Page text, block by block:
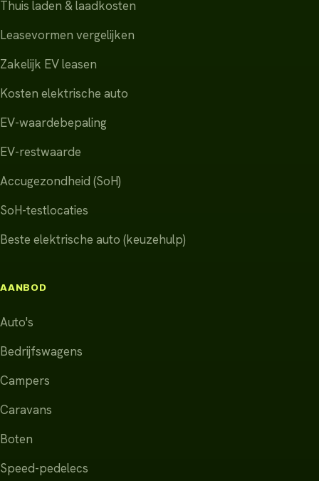
Thuis laden & laadkosten
Leasevormen vergelijken
Zakelijk EV leasen
Kosten elektrische auto
EV-waardebepaling
EV-restwaarde
Accugezondheid (SoH)
SoH-testlocaties
Beste elektrische auto (keuzehulp)
AANBOD
Auto's
Bedrijfswagens
Campers
Caravans
Boten
Speed-pedelecs